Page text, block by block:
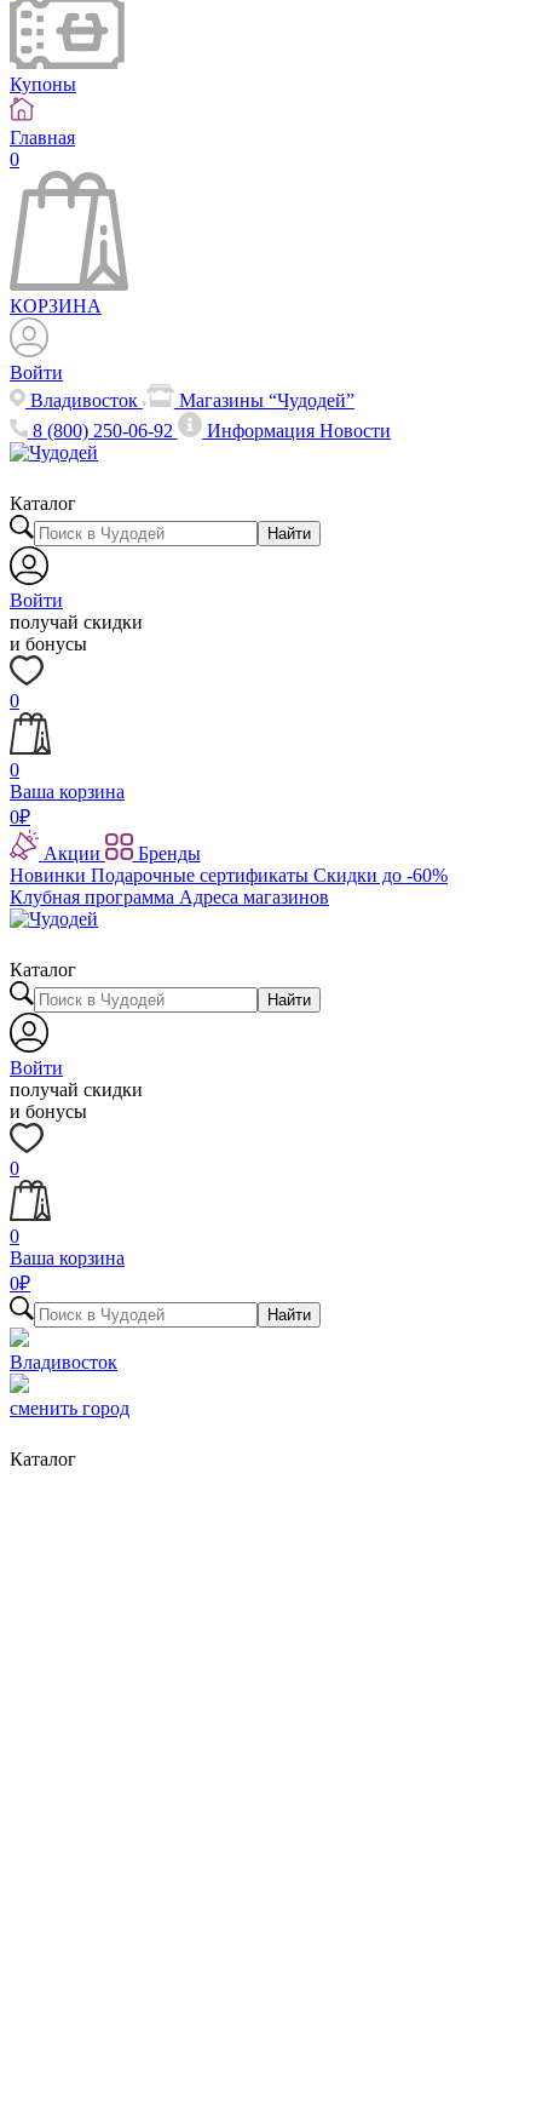
Купоны
Главная
0
КОРЗИНА
Войти
Владивосток
Магазины “Чудодей”
8 (800) 250-06-92
ИнформацияНовости
Каталог
Найти
Войти
получай скидки
и бонусы
0
0
Ваша корзина
0₽
Акции
Бренды
Новинки Подарочные сертификаты Скидки до -60%
Клубная программа Адреса магазинов
Каталог
Найти
Войти
получай скидки
и бонусы
0
0
Ваша корзина
0₽
Найти
Владивосток
сменить город
Каталог